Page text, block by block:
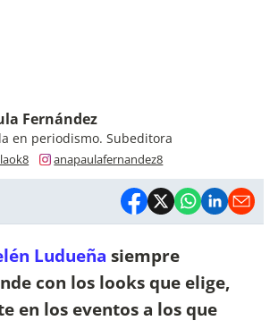
Fernández
en periodismo. Subeditora
anapaulafernandez8
Ludueña siempre
con los looks que elige,
en los eventos a los que